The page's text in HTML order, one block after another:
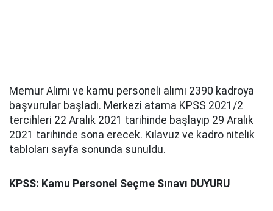
Memur Alımı ve kamu personeli alımı 2390 kadroya
başvurular başladı. Merkezi atama KPSS 2021/2
tercihleri 22 Aralık 2021 tarihinde başlayıp 29 Aralık
2021 tarihinde sona erecek. Kılavuz ve kadro nitelik
tabloları sayfa sonunda sunuldu.
KPSS: Kamu Personel Seçme Sınavı DUYURU